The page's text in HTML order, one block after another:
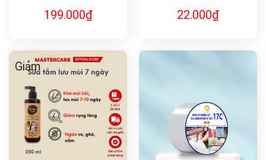
199.000₫ 22.000₫
Giảm